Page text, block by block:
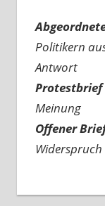
Politikern
Antwort
Protestbrief
Meinung
Offener